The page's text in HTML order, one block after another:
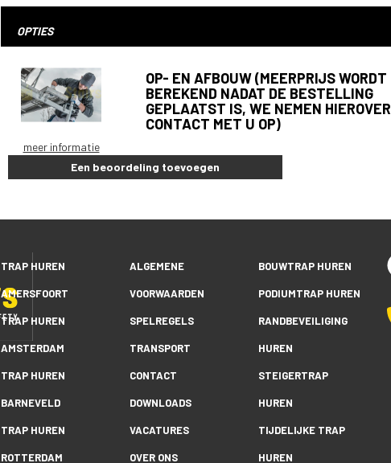
OPTIES
meer informatie
OP- EN AFBOUW (MEERPRIJS WORDT
BEREKEND NADAT DE BESTELLING
GEPLAATST IS, WE NEMEN HIEROVER
CONTACT MET U OP)
Een beoordeling toevoegen
TRAP HUREN
AMERSFOORT
TRAP HUREN
AMSTERDAM
TRAP HUREN
BARNEVELD
TRAP HUREN
ROTTERDAM
ALGEMENE
VOORWAARDEN
SPELREGELS
TRANSPORT
CONTACT
DOWNLOADS
VACATURES
OVER ONS
BOUWTRAP HUREN
PODIUMTRAP HUREN
RANDBEVEILIGING
HUREN
STEIGERTRAP
HUREN
TIJDELIJKE TRAP
HUREN